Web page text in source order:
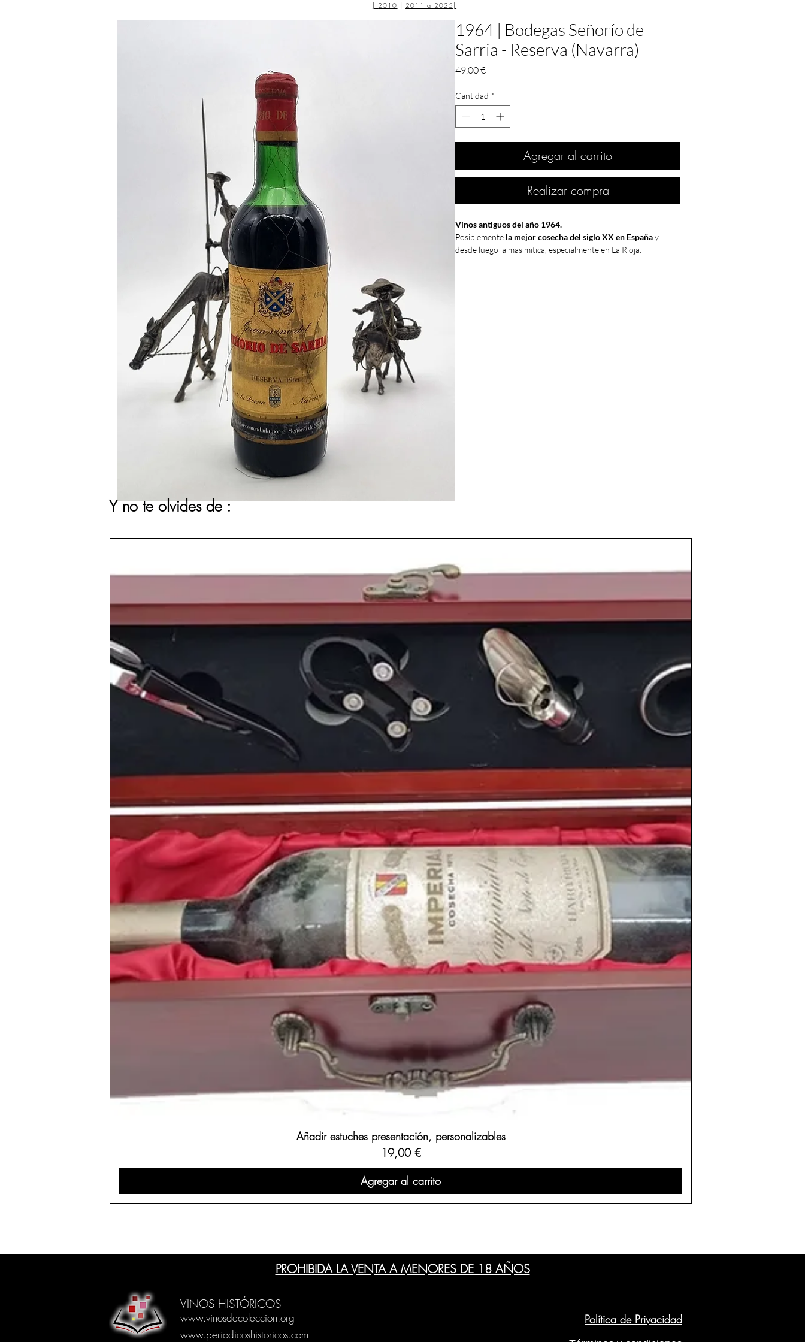
| 2010 | 2011 a 2025 |
1964 | Bodegas Señorío de
Sarria - Reserva (Navarra)
49,00 €Precio
Cantidad *
Agregar al carrito
Realizar compra
Vinos antiguos del año 1964.
Posiblemente la mejor cosecha del siglo XX en Españay
desde luego la mas mitica, especialmente en La Rioja.
Y no te olvides de :
Añadir estuches presentación, personalizables
Precio
19,00 €
Agregar al carrito
PROHIBIDA LA VENTA A MENORES DE 18 AÑOS
VINOS HISTÓRICOS
www.vinosdecoleccion.org
www.periodicoshistoricos.com
Política de Privacidad